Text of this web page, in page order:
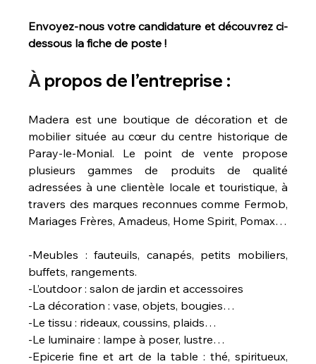
Envoyez-nous votre candidature et découvrez ci-
dessous la fiche de poste !
À propos de l’entreprise :
Madera est une boutique de décoration et de
mobilier située au cœur du centre historique de
Paray-le-Monial. Le point de vente propose
plusieurs gammes de produits de qualité
adressées à une clientèle locale et touristique, à
travers des marques reconnues comme Fermob,
Mariages Frères, Amadeus, Home Spirit, Pomax…
-Meubles : fauteuils, canapés, petits mobiliers,
buffets, rangements.
-L’outdoor : salon de jardin et accessoires
-La décoration : vase, objets, bougies…
-Le tissu : rideaux, coussins, plaids…
-Le luminaire : lampe à poser, lustre…
-Epicerie fine et art de la table : thé, spiritueux,